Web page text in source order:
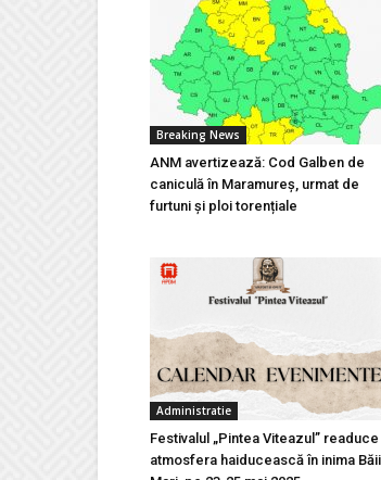
Breaking News
ANM avertizează: Cod Galben de
caniculă în Maramureș, urmat de
furtuni și ploi torențiale
Administratie
Festivalul „Pintea Viteazul” readuce
atmosfera haiducească în inima Băii